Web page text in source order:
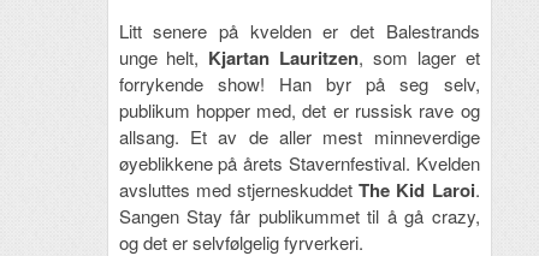
Litt senere på kvelden er det Balestrands
unge helt, Kjartan Lauritzen, som lager et
forrykende show! Han byr på seg selv,
publikum hopper med, det er russisk rave og
allsang. Et av de aller mest minneverdige
øyeblikkene på årets Stavernfestival. Kvelden
avsluttes med stjerneskuddetThe Kid Laroi.
Sangen Stay får publikummet til å gå crazy,
og det er selvfølgelig fyrverkeri.